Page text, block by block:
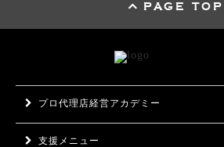
PAGE TOP
プロ代理店経営アカデミー
支援メニュー